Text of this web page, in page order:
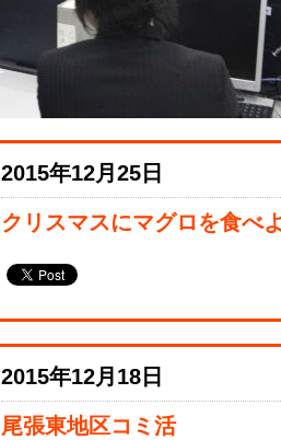
2015年12月25日
クリスマスにマグロを食べ
2015年12月18日
尾張東地区コミ活